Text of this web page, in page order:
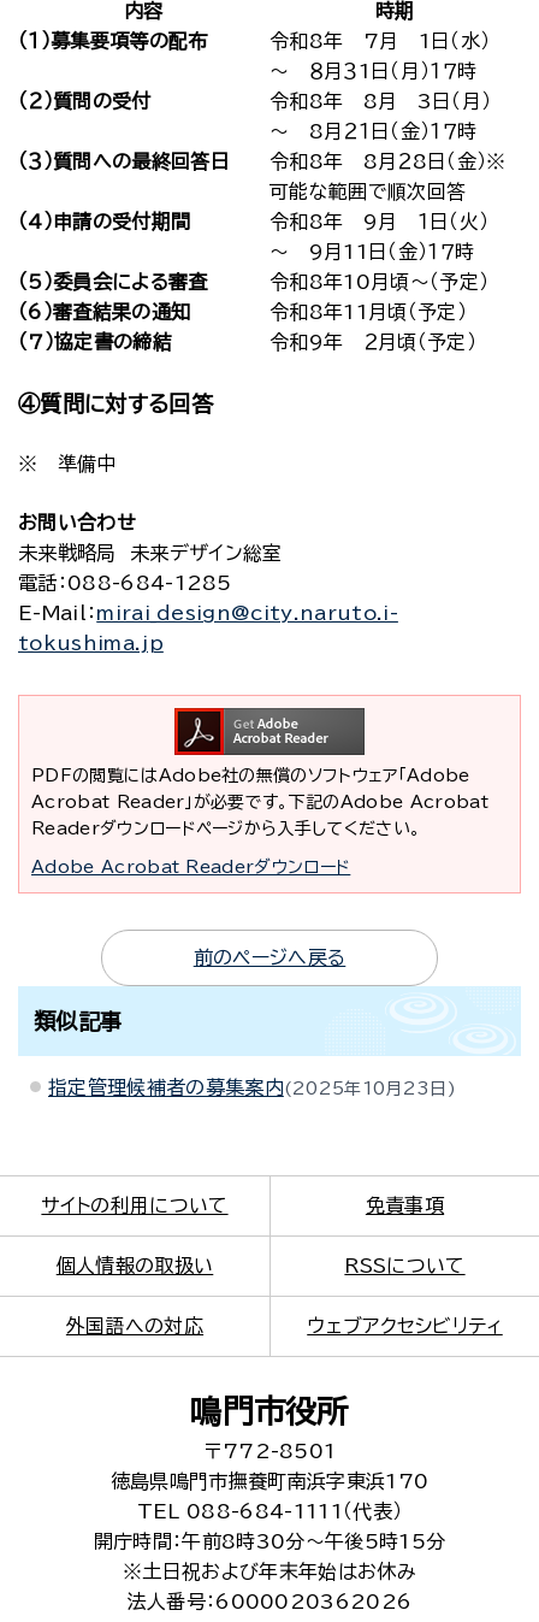
内容
時期
（１）募集要項等の配布
令和8年 7月 1日（水）
～ ８月３1日（月）１７時
（２）質問の受付
令和8年 8月 3日（月）
～ 8月２１日（金）１７時
（３）質問への最終回答日
令和8年 8月２8日（金）※
可能な範囲で順次回答
（4）申請の受付期間
令和8年 9月 １日（火）
～ 9月11日（金）１７時
（5）委員会による審査
令和8年10月頃～（予定）
（6）審査結果の通知
令和8年11月頃（予定）
（7）協定書の締結
令和9年 ２月頃（予定）
④質問に対する回答
※ 準備中
お問い合わせ
未来戦略局 未来デザイン総室
電話 ：088-684-1285
E-Mail
： mirai_design@city.naruto.i-
tokushima.jp
PDFの閲覧にはAdobe社の無償のソフトウェア「Adobe
Acrobat Reader」が必要です。下記のAdobe Acrobat
Readerダウンロードページから入手してください。
Adobe Acrobat Readerダウンロード
前のページへ戻る
類似記事
指定管理候補者の募集案内 2025年10月23日
サイトの利用について 免責事項
個人情報の取扱い RSSについて
外国語への対応 ウェブアクセシビリティ
鳴門市役所
〒772-8501
徳島県鳴門市撫養町南浜字東浜170
TEL 088-684-1111（代表）
開庁時間：午前8時30分～午後5時15分
※土日祝および年末年始はお休み
法人番号：6000020362026